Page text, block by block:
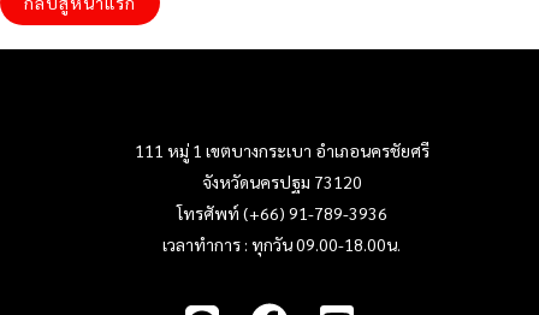
111 หมู่ 1 เขตบางกระเบา อำเภอนครชัยศรี
จังหวัดนครปฐม 73120
โทรศัพท์ (+66) 91-789-3936
เวลาทำการ : ทุกวัน 09.00-18.00น.